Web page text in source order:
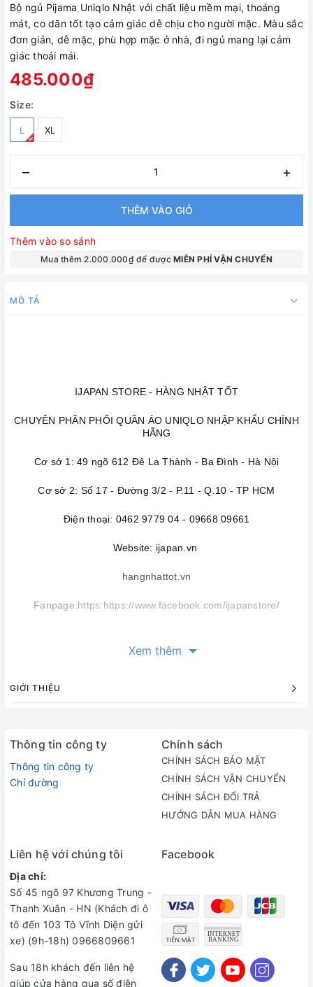
Bộ ngủ Pijama Uniqlo Nhật với chất liệu mềm mại, thoáng
mát, co dãn tốt tạo cảm giác dễ chịu cho người mặc. Màu sắc
đơn giản, dễ mặc, phù hợp mặc ở nhà, đi ngủ mang lại cảm
giác thoải mái.
485.000₫
Size:
L XL
– +
THÊM VÀO GIỎ
Thêm vào so sánh
Mua thêm 2.000.000₫ để đượcMIÊN PHÍ VẬN CHUYỂN
MÔ TẢ
IJAPAN STORE - HÀNG NHẬT TỐT
CHUYÊN PHÂN PHỐI QUẦN ÁO UNIQLO NHẬP KHẨU CHÍNH
HÃNG
Cơ sở 1: 49 ngõ 612 Đê La Thành - Ba Đình - Hà Nội
Cơ sở 2: Số 17 - Đường 3/2 - P.11 - Q.10 - TP HCM
Điện thoại: 0462 9779 04 - 09668 09661
Website: ijapan.vn
hangnhattot.vn
Fanpage:https:https://www.facebook.com/ijapanstore/
Xem thêm
GIỚI THIỆU
Thông tin công ty
Thông tin công ty
Chỉ đường
Chính sách
CHÍNH SÁCH BẢO MẬT
CHÍNH SÁCH VẬN CHUYỂN
CHÍNH SÁCH ĐỔI TRẢ
HƯỚNG DẪN MUA HÀNG
Liên hệ với chúng tôi
Địa chỉ:
Số 45 ngõ 97 Khương Trung -
Thanh Xuân - HN (Khách đi ô
tô đến 103 Tô Vĩnh Diện gửi
xe) (9h-18h) 0966809661
Sau 18h khách đến liên hệ
giúp cửa hàng qua số điện
Facebook